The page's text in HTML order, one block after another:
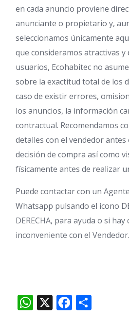
en cada anuncio proviene
anunciante o propietario y,
seleccionamos únicamente
que consideramos atractivas
usuarios, Ecohabitec no
sobre la exactitud total de los
caso de existir errores,
los anuncios, la información
contractual. Recomendamos
detalles con el vendedor
decisión de compra así como
físicamente antes de realizar
Puede contactar con un
Whatsapp pulsando el icono
DERECHA, para ayuda o si
inconveniente con el Vendedor.
WhatsApp
X